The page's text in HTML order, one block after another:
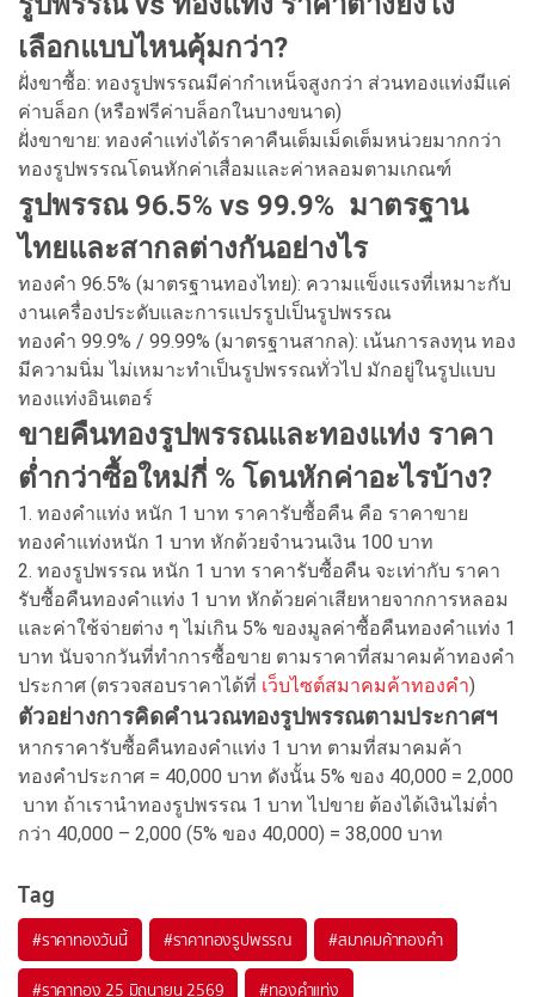
เลือกแบบไหนคุ้มกว่า?
ฝั่งขาซื้อ: ทองรูปพรรณมีค่ากำเหน็จสูงกว่า ส่วนทองแท่งมีแค่
ค่าบล็อก (หรือฟรีค่าบล็อกในบางขนาด)
ฝั่งขาขาย: ทองคำแท่งได้ราคาคืนเต็มเม็ดเต็มหน่วยมากกว่า
ทองรูปพรรณโดนหักค่าเสื่อมและค่าหลอมตามเกณฑ์
รูปพรรณ 96.5% vs 99.9% มาตรฐาน
ไทยและสากลต่างกันอย่างไร
ทองคำ 96.5% (มาตรฐานทองไทย): ความแข็งแรงที่เหมาะกับ
งานเครื่องประดับและการแปรรูปเป็นรูปพรรณ
ทองคำ 99.9% / 99.99% (มาตรฐานสากล): เน้นการลงทุน ทอง
มีความนิ่ม ไม่เหมาะทำเป็นรูปพรรณทั่วไป มักอยู่ในรูปแบบ
ทองแท่งอินเตอร์
ขายคืนทองรูปพรรณและทองแท่ง ราคา
ต่ำกว่าซื้อใหม่กี่ % โดนหักค่าอะไรบ้าง?
1. ทองคำแท่ง หนัก 1 บาท ราคารับซื้อคืน คือ ราคาขาย
ทองคำแท่งหนัก 1 บาท หักด้วยจำนวนเงิน 100 บาท
2. ทองรูปพรรณ หนัก 1 บาท ราคารับซื้อคืน จะเท่ากับ ราคา
รับซื้อคืนทองคำแท่ง 1 บาท หักด้วยค่าเสียหายจากการหลอม
และค่าใช้จ่ายต่าง ๆ ไม่เกิน 5% ของมูลค่าซื้อคืนทองคำแท่ง 1
บาท นับจากวันที่ทำการซื้อขาย ตามราคาที่สมาคมค้าทองคำ
ประกาศ (ตรวจสอบราคาได้ที่ เว็บไซต์สมาคมค้าทองคำ)
ตัวอย่างการคิดคำนวณทองรูปพรรณตามประกาศฯ
หากราคารับซื้อคืนทองคำแท่ง 1 บาท ตามที่สมาคมค้า
ทองคำประกาศ = 40,000 บาท ดังนั้น 5% ของ 40,000 = 2,000
บาท ถ้าเรานำทองรูปพรรณ 1 บาท ไปขาย ต้องได้เงินไม่ต่ำ
กว่า 40,000 – 2,000 (5% ของ 40,000) = 38,000 บาท
Tag
#ราคาทองวันนี้ #ราคาทองรูปพรรณ #สมาคมค้าทองคำ
#ราคาทอง 25 มิถุนายน 2569 #ทองคำแท่ง